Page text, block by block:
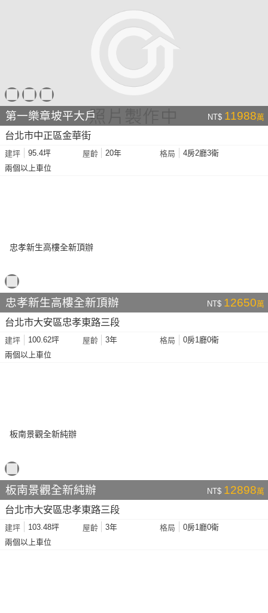
第一樂章坡平大戶 NT$ 11988萬
台北市中正區金華街
建坪 95.4坪 屋齡 20年 格局
4房2廳3衛
兩個以上車位
忠孝新生高樓全新頂辦 NT$ 12650萬
台北市大安區忠孝東路三段
建坪 100.62坪 屋齡 3年 格局
0房1廳0衛
兩個以上車位
板南景觀全新純辦 NT$ 12898萬
台北市大安區忠孝東路三段
建坪 103.48坪 屋齡 3年 格局
0房1廳0衛
兩個以上車位